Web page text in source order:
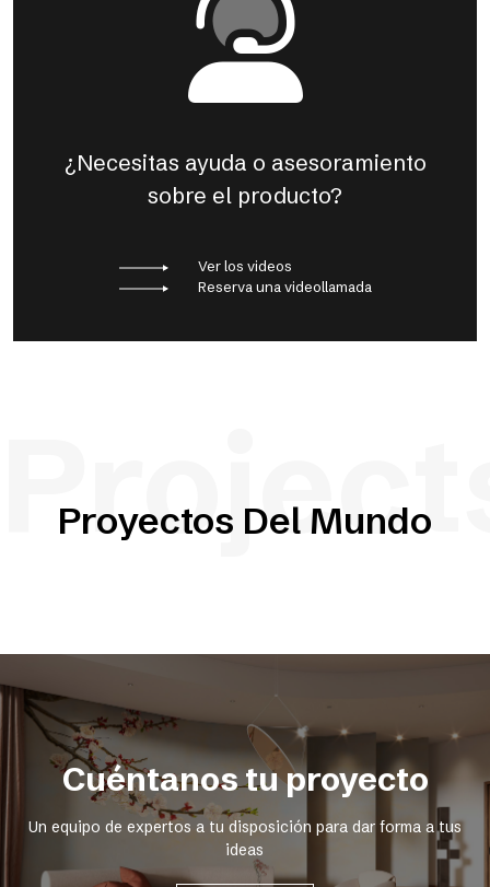
¿Necesitas ayuda o asesoramiento
sobre el producto?
Ver los videos
Reserva una videollamada
Proyectos Del Mundo
Cuéntanos tu proyecto
Un equipo de expertos a tu disposición para dar forma a tus
ideas